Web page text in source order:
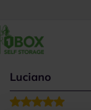
Luciano